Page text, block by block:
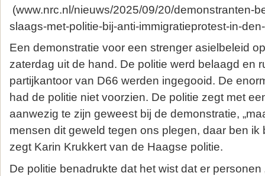
(www.nrc.nl/nieuws/2025/09/20/demonstranten-
slaags-met-politie-bij-anti-immigratieprotest-in-
Een demonstratie voor een strenger asielbeleid
zaterdag uit de hand. De politie werd belaagd en
partijkantoor van D66 werden ingegooid. De
had de politie niet voorzien. De politie zegt met
aanwezig te zijn geweest bij de demonstratie,
mensen dit geweld tegen ons plegen, daar ben ik
zegt Karin Krukkert van de Haagse politie.
De politie benadrukte dat het wist dat er personen